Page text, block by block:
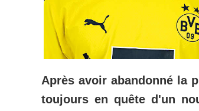
Après avoir abandonné la
toujours en quête d'un